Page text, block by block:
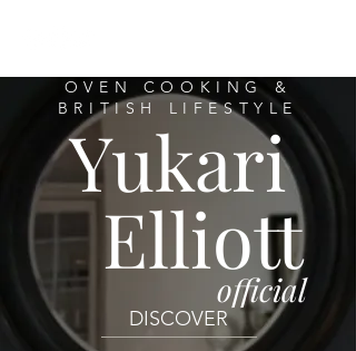
Yukari
Elliott
official
OVEN COOKING &
BRITISH LIFESTYLE
DISCOVER